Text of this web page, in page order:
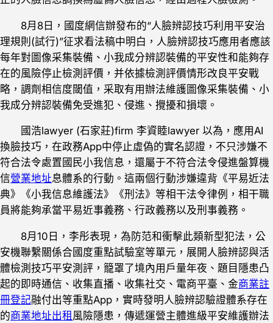
8月8日，國度網信辦發布的“人臉辨認技巧利用平安治
理規則(試行)”征求看法稿中明白，人臉辨認技巧應用者應該
每年對圖像采集裝備、小我成分辨認裝備的平安性和能夠存
在的風險停止檢測評價，并依據檢測評價情形改良平安戰
略，調劑相信度閾值，采取有用辦法維護圖像采集裝備、小
我成分辨認裝備免受進犯、侵進、攪擾和損壞。
國浩lawyer (石家莊)firm 李資睦lawyer 以為，應用AI
換臉技巧，在政務App中停止虛偽的實名認證，不只涉嫌不
符合法令處置國民小我信息，還屬于不符合法令侵進盤算機
信營業地址息體系的行動。這兩個行動涉嫌違背《平易近法
典》《小我信息維護法》《刑法》等相干法令律例，相干職
員將能夠承當平易近事義務、行政義務以及刑事義務。
8月10日，李彤表現，為防范和衝擊此類新型犯法，公
安機聯繫關係合國度重點試驗室等單元，展開人臉辨認與活
體檢測技巧平安測評，籠罩了境內用戶量年夜、題目隱患凸
起的即時通信、收集直播、收集社交、電商平臺、金商業註
冊登記融付出等重點App，實時發明人臉辨認驗證體系存在
的商業地址出租 風險隱患，傳遞運營主體進級平安維護辦法